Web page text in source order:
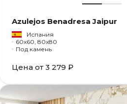
Azulejos Benadresa Jaipur
Испания
60x60, 80x80
Под камень
Цена от 3 279 ₽